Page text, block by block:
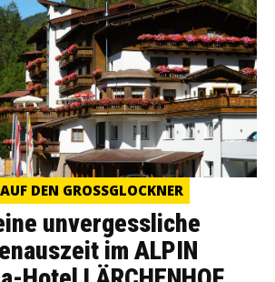
DEN GROSSGLOCKNER
unvergessliche
im ALPIN